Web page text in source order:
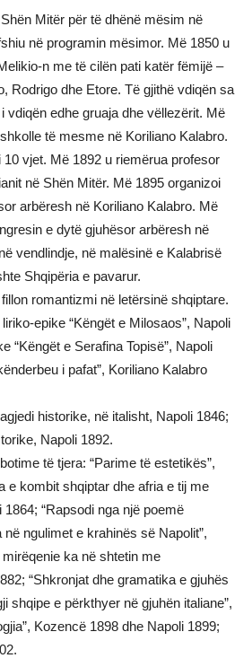
Mitër për të dhënë mësim në
në programin mësimor. Më 1850 u
n me të cilën pati katër fëmijë –
Rodrigo dhe Etore. Të gjithë vdiqën sa
vdiqën edhe gruaja dhe vëllezërit. Më
të mesme në Koriliano Kalabro.
vjet. Më 1892 u riemërua profesor
në Shën Mitër. Më 1895 organizoi
arbëresh në Koriliano Kalabro. Më
e dytë gjuhësor arbëresh në
vendlindje, në malësinë e Kalabrisë
Shqipëria e pavarur.
romantizmi në letërsinë shqiptare.
epike “Këngët e Milosaos”, Napoli
“Këngët e Serafina Topisë”, Napoli
i pafat”, Koriliano Kalabro
historike, në italisht, Napoli 1846;
Napoli 1892.
të tjera: “Parime të estetikës”,
e kombit shqiptar dhe afria e tij me
1864; “Rapsodi nga një poemë
ngulimet e krahinës së Napolit”,
ka në shtetin me
“Shkronjat dhe gramatika e gjuhës
shqipe e përkthyer në gjuhën italiane”,
Kozencë 1898 dhe Napoli 1899;